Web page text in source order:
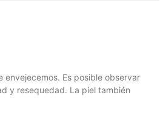
envejecemos. Es posible observar
y resequedad. La piel también